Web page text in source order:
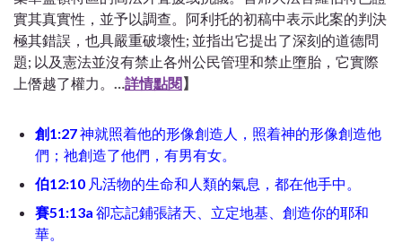
實其真實性，並予以調查。阿利托的初稿中表示此案的判決
極其錯誤，也具嚴重破壞性; 並指出它提出了深刻的道德問
題; 以及憲法並沒有禁止各州公民管理和禁止墮胎，它實際
上僭越了權力。
詳情點閱】
創1:27神就照着他的形像創造人，照着神的形像創造他
們；祂創造了他們，有男有女。
伯12:10 凡活物的生命和人類的氣息，都在他手中。
賽51:13a 卻忘記鋪張諸天、立定地基、創造你的耶和
華。